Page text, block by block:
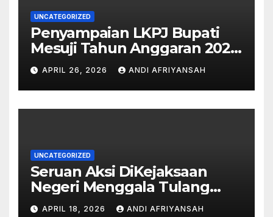
UNCATEGORIZED
Penyampaian LKPJ Bupati
Mesuji Tahun Anggaran 2025
Digelar dalam Rapat
Paripurna DPRD
APRIL 26, 2026 ANDI AFRIYANSAH
UNCATEGORIZED
Seruan Aksi DiKejaksaan
Negeri Menggala Tulang
Bawang akan Bersejarah di
APRIL 18, 2026 ANDI AFRIYANSAH